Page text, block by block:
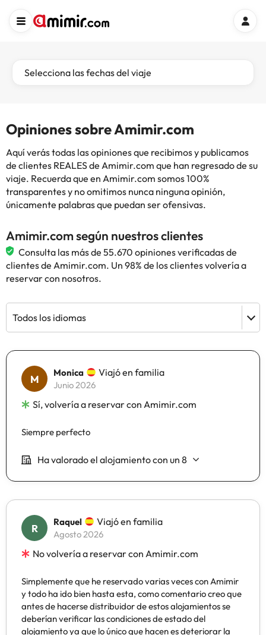
Selecciona las fechas del viaje
Opiniones sobre Amimir.com
Aquí verás todas las opiniones que recibimos y publicamos
de clientes REALES de Amimir.com que han regresado de su
viaje. Recuerda que en Amimir.com somos 100%
transparentes y no omitimos nunca ninguna opinión,
únicamente palabras que puedan ser ofensivas.
Amimir.com según nuestros clientes
Consulta las más de 55.670 opiniones verificadas de
clientes de Amimir.com. Un 98% de los clientes volvería a
reservar con nosotros.